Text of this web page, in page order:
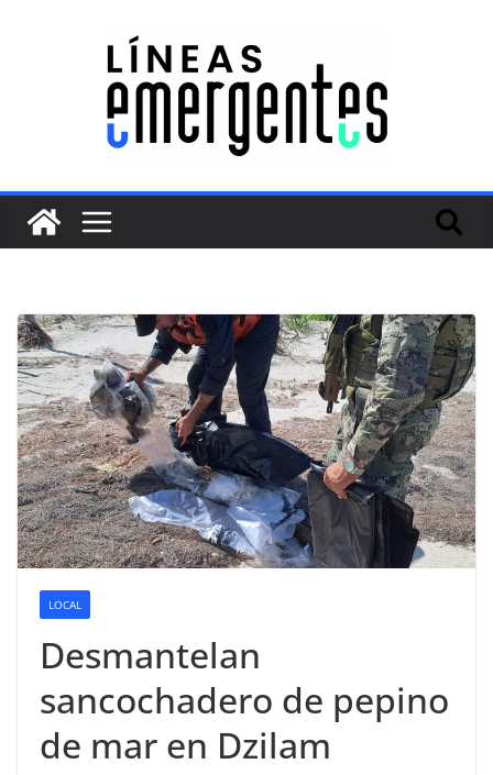
LOCAL
Desmantelan
sancochadero de pepino
de mar en Dzilam